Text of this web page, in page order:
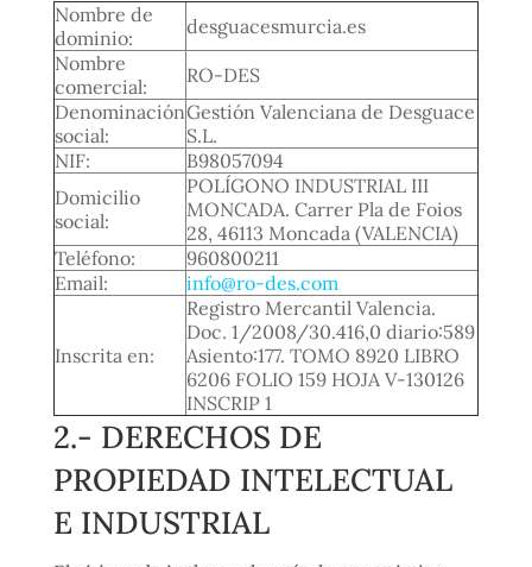
Nombre de
dominio:
desguacesmurcia.es
Nombre
comercial:
RO-DES
Denominación
social:
Gestión Valenciana de Desguace
S.L.
NIF:
B98057094
Domicilio
social:
POLÍGONO INDUSTRIAL III
MONCADA. Carrer Pla de Foios
28, 46113 Moncada (VALENCIA)
Teléfono:
960800211
Email:
info@ro-des.com
Inscrita en:
Registro Mercantil Valencia.
Doc. 1/2008/30.416,0 diario:589
Asiento:177. TOMO 8920 LIBRO
6206 FOLIO 159 HOJA V-130126
INSCRIP 1
2.- DERECHOS DE
PROPIEDAD INTELECTUAL
E INDUSTRIAL